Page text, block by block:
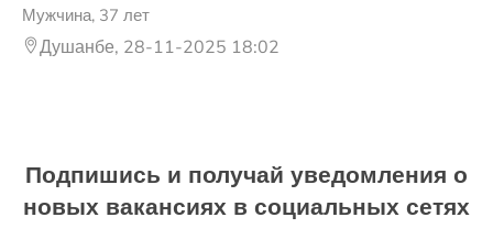
Мужчина, 37 лет
Душанбе, 28-11-2025 18:02
Подпишись и получай уведомления о
новых вакансиях в социальных сетях